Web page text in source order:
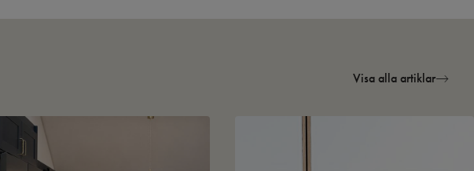
Visa alla artiklar